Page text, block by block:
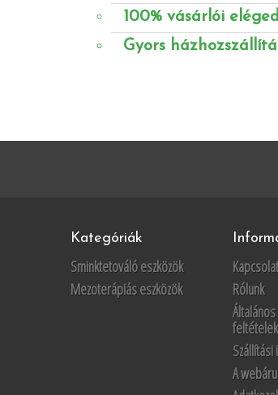
100% vásárlói
Gyors
Kategóriák
Sminktetováló eszközök
Mezoterápiás eszközök
Kapcsolat
Rólunk
feltételek
A